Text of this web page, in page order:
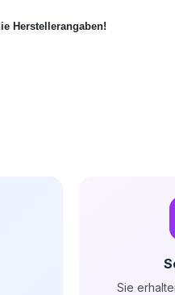
Herstellerangaben!
Sie